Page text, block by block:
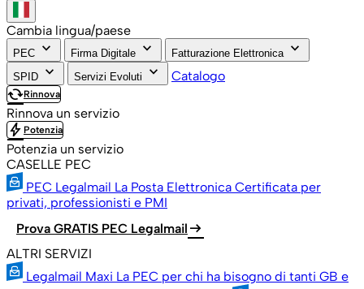
Cambia lingua/paese
PEC keyboard_arrow_down Firma Digitale keyboard_arrow_down Fatturazione Elettronica keyboard_arrow_down
SPID keyboard_arrow_down Servizi Evoluti keyboard_arrow_down Catalogo
cachedRinnova
Rinnova un servizio
bolt Potenzia
Potenzia un servizio
CASELLE PEC
PEC Legalmail La Posta Elettronica Certificata per
privati, professionisti e PMI
Prova GRATIS PEC Legalmail arrow_right_alt
ALTRI SERVIZI
Legalmail Maxi La PEC per chi ha bisogno di tanti GB e